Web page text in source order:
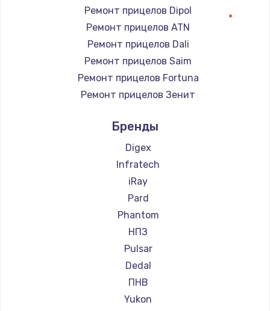
Ремонт прицелов Dipol
Ремонт прицелов ATN
Ремонт прицелов Dali
Ремонт прицелов Saim
Ремонт прицелов Fortuna
Ремонт прицелов Зенит
Ремонт прицелов Artelv
Ремонт прицелов Hakko
Ремонт прицелов HALES
Ремонт прицелов Leica
Ремонт прицелов Vector Optics
Ремонт прицелов Carl Zeiss
Ремонт прицелов Zeiss
Ремонт прицелов AGM Global Vision
Ремонт прицелов Pilad
Ремонт прицелов Arkon
Ремонт прицелов ANYSMART
Бренды
Digex
Infratech
iRay
Pard
Phantom
НПЗ
Pulsar
Dedal
ПНВ
Yukon